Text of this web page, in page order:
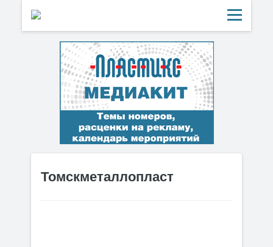
Томскметаллопласт